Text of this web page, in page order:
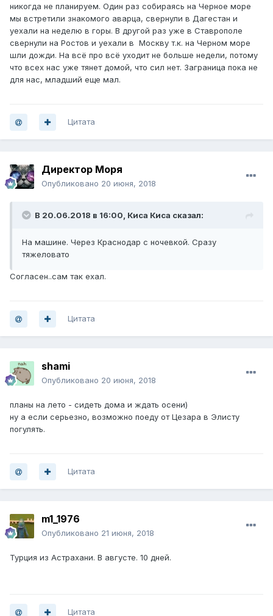
никогда не планируем. Один раз собираясь на Черное море
мы встретили знакомого аварца, свернули в Дагестан и
уехали на неделю в горы. В другой раз уже в Ставрополе
свернули на Ростов и уехали в Москву т.к. на Черном море
шли дожди. На всё про всё уходит не больше недели, потому
что всех нас уже тянет домой, что сил нет. Заграница пока не
для нас, младший еще мал.
Цитата
Директор Моря
Опубликовано 20 июня, 2018
В 20.06.2018 в 16:00, Киса Киса сказал:
На машине. Через Краснодар с ночевкой. Сразу
тяжеловато
Согласен..сам так ехал.
Цитата
shami
Опубликовано 20 июня, 2018
планы на лето - сидеть дома и ждать осени)
ну а если серьезно, возможно поеду от Цезара в Элисту
погулять.
Цитата
m1_1976
Опубликовано 21 июня, 2018
Турция из Астрахани. В августе. 10 дней.
Цитата